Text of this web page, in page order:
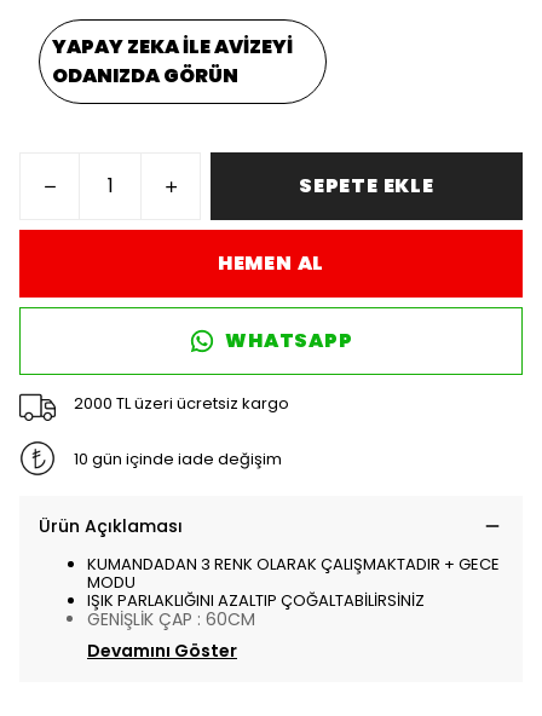
YAPAY ZEKA İLE AVİZEYİ
ODANIZDA GÖRÜN
SEPETE EKLE
HEMEN AL
WHATSAPP
2000 TL üzeri ücretsiz kargo
10 gün içinde iade değişim
Ürün Açıklaması
KUMANDADAN 3 RENK OLARAK ÇALIŞMAKTADIR + GECE
MODU
IŞIK PARLAKLIĞINI AZALTIP ÇOĞALTABİLİRSİNİZ
GENİŞLİK ÇAP : 60CM
Devamını Göster